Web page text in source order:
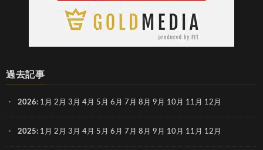
過去記事
2026: 1月 2月 3月 4月 5月 6月 7月 8月 9月 10月 11月 12月
2025: 1月 2月 3月 4月 5月 6月 7月 8月 9月 10月 11月 12月